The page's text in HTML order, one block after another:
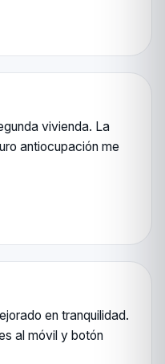
vivienda. La
antiocupación me
en tranquilidad.
al móvil y botón